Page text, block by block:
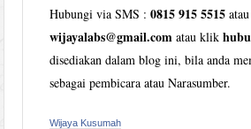
Hubungi via SMS :0815 915 5515
wijayalabs@gmail.com atau klik
disediakan dalam blog ini, bila anda
sebagai pembicara atau Narasumber.
Wijaya Kusumah